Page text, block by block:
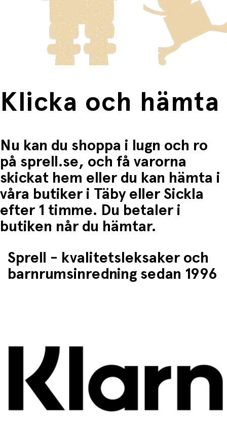
innebär en högre fraktkostnad.
Produkter som omfattas av detta är tydligt märkta, och
frakten för dessa varor visas i kassan.
Fri frakt när du handlar för mer än 1500:-
Klicka och hämta
Nu kan du shoppa i lugn och ro
på sprell.se, och få varorna
skickat hem eller du kan hämta i
våra butiker i Täby eller Sickla
efter 1 timme. Du betaler i
butiken når du hämtar.
Sprell - kvalitetsleksaker och
barnrumsinredning sedan 1996